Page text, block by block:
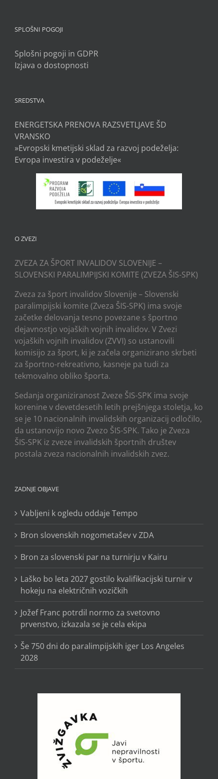
SPLOŠNI POGOJI
Splošni pogoji in GDPR
Izjava o dostopnosti
SREDSTVA
ENERGETSKA PRENOVA RAZSVETLJAVE ŠD
VRANSKO
»Evropski kmetijski sklad za razvoj podeželja:
Evropa investira v podeželje«
O ZVEZI
ZVEZA ZA ŠPORT INVALIDOV SLOVENIJE –
SLOVENSKI PARALIMPIJSKI KOMITE (ZVEZA ŠIS-SPK)
Zveza za šport invalidov Slovenije – Slovenski
paralimpijski komite (Zveza ŠIS-SPK) ima svoje
začetke delovanja tesno povezane s športno
dejavnostjo vojaških vojnih invalidov. V Zvezi
vojaških vojnih invalidov (ZVVI) so ustanovili
komisijo za šport, ki je začela organizirano skrbeti
za športno-rekreativno, kasneje pa tudi za
tekmovalno obliko športa.
Sedanja organiziranost Zveze ŠIS-SPK ima svoje
korenine v devetdesetih letih prejšnjega stoletja, ko
se je 10 nacionalnih invalidskih organizacij odločilo,
da ustanovijo novo Zvezo ŠIS-SPK. Tako je Zveza
ŠIS-SPK iz zveze invalidskih športnih društev
postala zveza nacionalnih invalidskih zvez.
ZADNJE OBJAVE
Vabljeni k ogledu oddaje Tempo
Bron slovenskih nogometašev v ZDA
Bron za slovenski par na turnirju v Kairu
Laško bo leta 2027 gostilo kvalifikacijski turnir v
hokeju na električnih vozičkih
Jožef Franc potrdil normo za svetovno
prvenstvo, izkazala se je cela ekipa
Še 750 dni do paralimpijskih iger Los Angeles
2028